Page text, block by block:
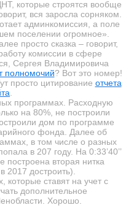
которые строятся вообще
вся заросла сорняком.
админкомиссия, а поле
поселении огромное».
просто сказка – говорит,
комиссии в сфере
Сергея Владимировича
полномочий? Вот это номер!
просто цитирование отчета
программах. Расходную
на 80%, не построили
дом по программе
фонда. Далее об
в том числе о разных
в 207 году. На 0:33’40’’
вторая нитка
2017 достроить).
которые ставят на учет с
дополнительное
Хорошо.